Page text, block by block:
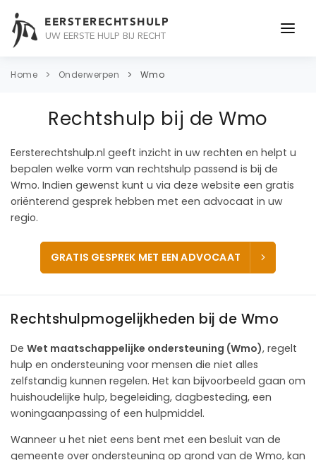
EERSTERECHTSHULP
UW EERSTE HULP BIJ RECHT
ONDERWERPEN
OVER ONS
CONTACT
Home Onderwerpen Wmo
Rechtshulp bij de Wmo
Eersterechtshulp.nl geeft inzicht in uw rechten en helpt u
bepalen welke vorm van rechtshulp passend is bij de
Wmo. Indien gewenst kunt u via deze website een gratis
oriënterend gesprek hebben met een advocaat in uw
regio.
GRATIS GESPREK MET EEN ADVOCAAT
Rechtshulpmogelijkheden bij de Wmo
De Wet maatschappelijke ondersteuning (Wmo), regelt
hulp en ondersteuning voor mensen die niet alles
zelfstandig kunnen regelen. Het kan bijvoorbeeld gaan om
huishoudelijke hulp, begeleiding, dagbesteding, een
woningaanpassing of een hulpmiddel.
Wanneer u het niet eens bent met een besluit van de
gemeente over ondersteuning op grond van de Wmo, kan